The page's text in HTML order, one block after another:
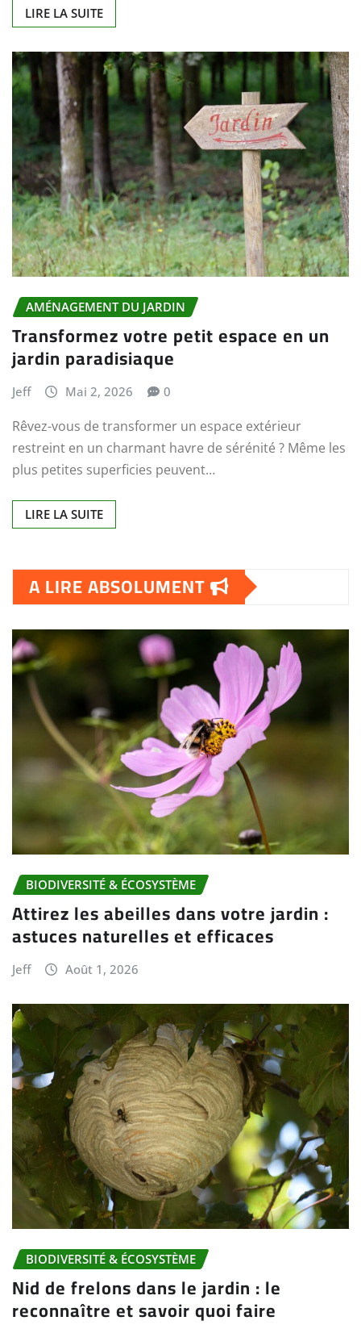
LIRE LA SUITE
AMÉNAGEMENT DU JARDIN
Transformez votre petit espace en un
jardin paradisiaque
Jeff Mai 2, 2026 0
Rêvez-vous de transformer un espace extérieur
restreint en un charmant havre de sérénité ? Même les
plus petites superficies peuvent…
LIRE LA SUITE
A LIRE ABSOLUMENT
BIODIVERSITÉ & ÉCOSYSTÈME
Attirez les abeilles dans votre jardin :
astuces naturelles et efficaces
Jeff Août 1, 2026
BIODIVERSITÉ & ÉCOSYSTÈME
Nid de frelons dans le jardin : le
reconnaître et savoir quoi faire